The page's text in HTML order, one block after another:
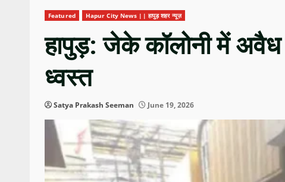
Featured Hapur City News || हापुड़ शहर न्यूज़
हापुड़: जेके कॉलोनी में अवैध
ध्वस्त
Satya Prakash Seeman June 19, 2026